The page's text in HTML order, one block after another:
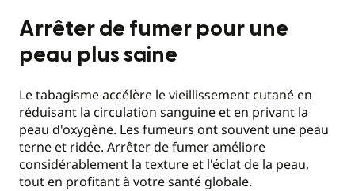
Arrêter de fumer pour une
peau plus saine
Le tabagisme accélère le vieillissement cutané en
réduisant la circulation sanguine et en privant la
peau d'oxygène. Les fumeurs ont souvent une peau
terne et ridée. Arrêter de fumer améliore
considérablement la texture et l'éclat de la peau,
tout en profitant à votre santé globale.